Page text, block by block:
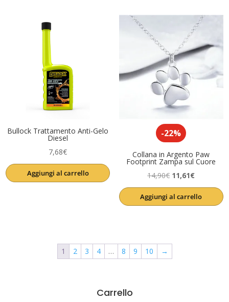
Bullock Trattamento Anti-Gelo
Diesel
7,68€
Aggiungi al carrello
-22%
Collana in Argento Paw
Footprint Zampa sul Cuore
14,90€ Il
prezzo
originale
11,61€Il
prezzo
attuale
Aggiungi al carrello
1 2 3 4 … 8 9 10 →
Carrello